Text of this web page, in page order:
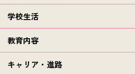
学校生活
教育内容
キャリア・進路